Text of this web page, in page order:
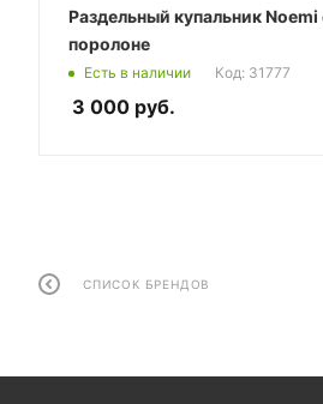
Раздельный купальник
поролоне
Есть в наличии Код: 31777
3 000 руб.
СПИСОК БРЕНДОВ